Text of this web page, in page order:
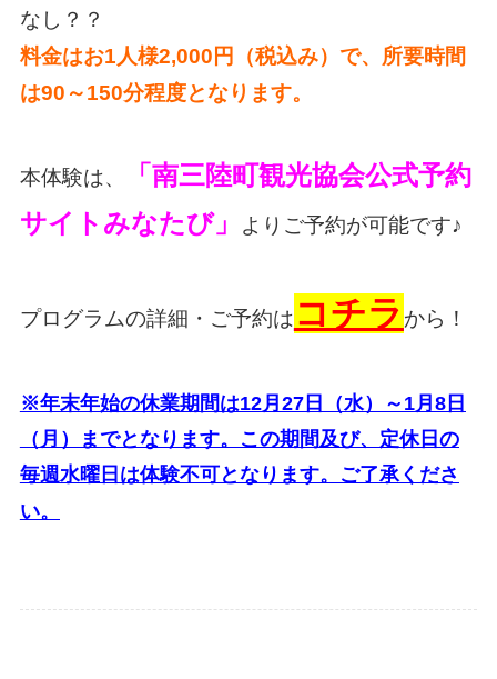
なし？？
料金はお1人様2,000円（税込み）で、所要時間
は90～150分程度となります。
本体験は、
「南三陸町観光協会公式予約
サイトみなたび」
よりご予約が可能です♪
プログラムの詳細・ご予約は コチラ から！
※年末年始の休業期間は12月27日（水）～1月8日
（月）までとなります。この期間及び、定休日の
毎週水曜日は体験不可となります。ご了承くださ
い。